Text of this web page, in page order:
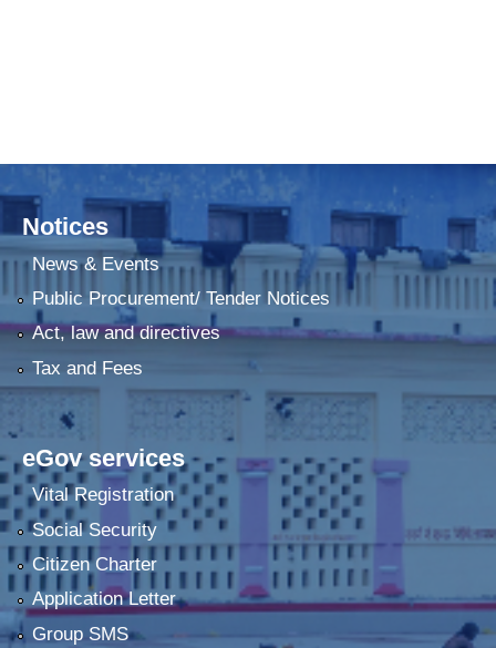
Notices
News & Events
Public Procurement/ Tender Notices
Act, law and directives
Tax and Fees
eGov services
Vital Registration
Social Security
Citizen Charter
Application Letter
Group SMS